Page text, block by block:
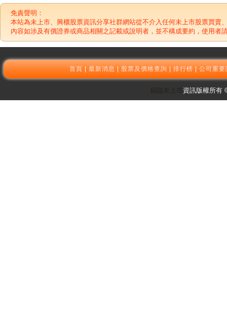
免責聲明：
本站為未上市、興櫃股票資訊分享社群網站從不介入任何未上市股票買賣
內容如涉及有價證券或商品相關之記載或說明者，並不構成要約，使用者
首頁|最新消息|股票及價格查詢|排行榜|公司重要
福臨未上市 資訊版權所有